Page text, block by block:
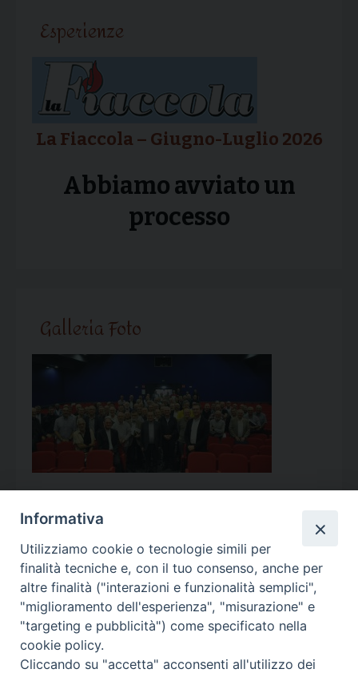
Esperienze
La Fiaccola – Giugno-Luglio 2026
Abbiamo avviato un
processo
Galleria Foto
Calendario Appuntamenti
<< Ago 2026 >>
l m m g v s
d
27
28
Informativa
Utilizziamo cookie o tecnologie simili per
finalità tecniche e, con il tuo consenso, anche per
altre finalità ("interazioni e funzionalità semplici",
"miglioramento dell'esperienza", "misurazione" e
"targeting e pubblicità") come specificato nella
cookie policy.
Cliccando su "accetta" acconsenti all'utilizzo dei